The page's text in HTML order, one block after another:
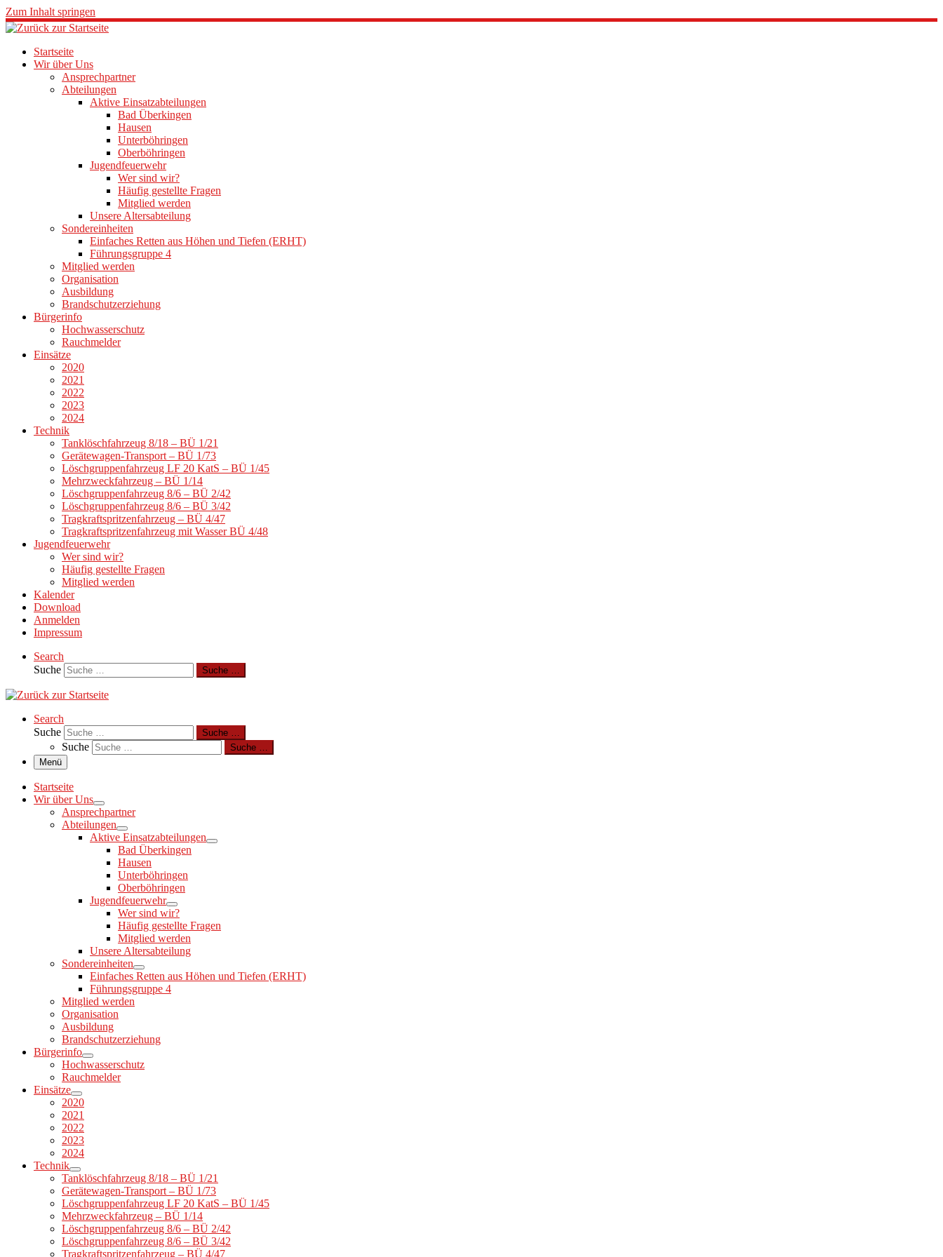
Zum Inhalt springen
Startseite
Wir über Uns
Ansprechpartner
Abteilungen
Aktive Einsatzabteilungen
Bad Überkingen
Hausen
Unterböhringen
Oberböhringen
Jugendfeuerwehr
Wer sind wir?
Häufig gestellte Fragen
Mitglied werden
Unsere Altersabteilung
Sondereinheiten
Einfaches Retten aus Höhen und Tiefen (ERHT)
Führungsgruppe 4
Mitglied werden
Organisation
Ausbildung
Brandschutzerziehung
Bürgerinfo
Hochwasserschutz
Rauchmelder
Einsätze
2020
2021
2022
2023
2024
Technik
Tanklöschfahrzeug 8/18 – BÜ 1/21
Gerätewagen-Transport – BÜ 1/73
Löschgruppenfahrzeug LF 20 KatS – BÜ 1/45
Mehrzweckfahrzeug – BÜ 1/14
Löschgruppenfahrzeug 8/6 – BÜ 2/42
Löschgruppenfahrzeug 8/6 – BÜ 3/42
Tragkraftspritzenfahrzeug – BÜ 4/47
Tragkraftspritzenfahrzeug mit Wasser BÜ 4/48
Jugendfeuerwehr
Wer sind wir?
Häufig gestellte Fragen
Mitglied werden
Kalender
Download
Anmelden
Impressum
Search
Suche
Suche …
Search
Suche
Suche …
Suche
Suche …
Menü
Startseite
Wir über Uns
Ansprechpartner
Abteilungen
Aktive Einsatzabteilungen
Bad Überkingen
Hausen
Unterböhringen
Oberböhringen
Jugendfeuerwehr
Wer sind wir?
Häufig gestellte Fragen
Mitglied werden
Unsere Altersabteilung
Sondereinheiten
Einfaches Retten aus Höhen und Tiefen (ERHT)
Führungsgruppe 4
Mitglied werden
Organisation
Ausbildung
Brandschutzerziehung
Bürgerinfo
Hochwasserschutz
Rauchmelder
Einsätze
2020
2021
2022
2023
2024
Technik
Tanklöschfahrzeug 8/18 – BÜ 1/21
Gerätewagen-Transport – BÜ 1/73
Löschgruppenfahrzeug LF 20 KatS – BÜ 1/45
Mehrzweckfahrzeug – BÜ 1/14
Löschgruppenfahrzeug 8/6 – BÜ 2/42
Löschgruppenfahrzeug 8/6 – BÜ 3/42
Tragkraftspritzenfahrzeug – BÜ 4/47